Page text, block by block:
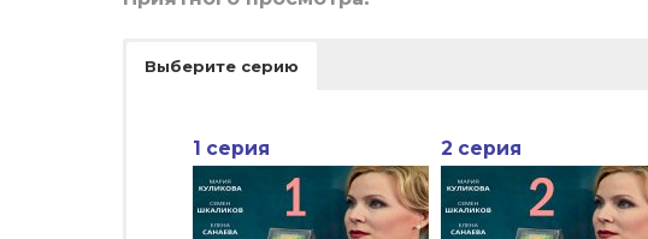
Выберите серию
1 серия 2 серия